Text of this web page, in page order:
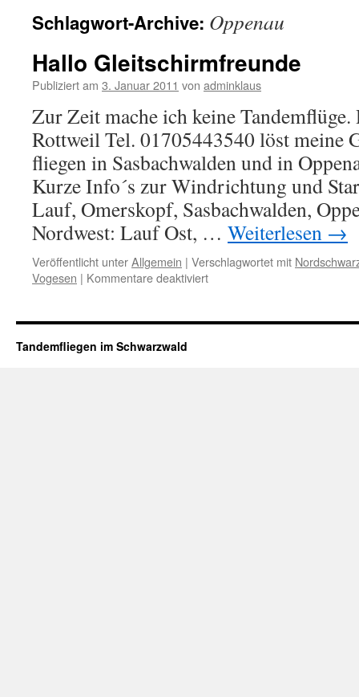
Schlagwort-Archive: Oppenau
Hallo Gleitschirmfreunde
Publiziert am 3. Januar 2011 von adminklaus
Zur Zeit mache ich keine
Rottweil Tel. 01705443540 löst meine
fliegen in Sasbachwalden und in
Kurze Info´s zur Windrichtung und
Lauf, Omerskopf, Sasbachwalden,
Nordwest: Lauf Ost, … Weiterlesen →
Veröffentlicht unterAllgemein | Verschlagwortet mit
Vogesen | Kommentare deaktiviertfür
Tandemfliegen im Schwarzwald